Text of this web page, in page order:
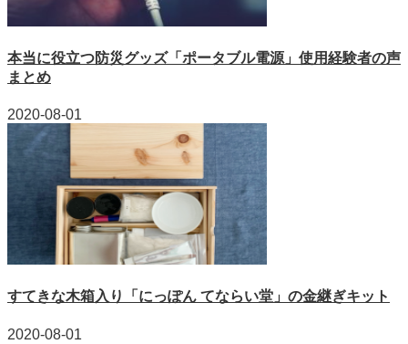
本当に役立つ防災グッズ「ポータブル電源」使用経験者の声
まとめ
2020-08-01
すてきな木箱入り「にっぽん てならい堂」の金継ぎキット
2020-08-01